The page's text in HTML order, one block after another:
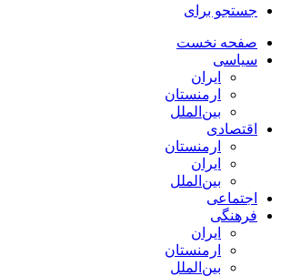
جستجو برای
صفحه نخست
سیاسی
ایران
ارمنستان
بین‌الملل
اقتصادی
ارمنستان
ایران
بین‌الملل
اجتماعی
فرهنگی
ایران
ارمنستان
بین‌الملل